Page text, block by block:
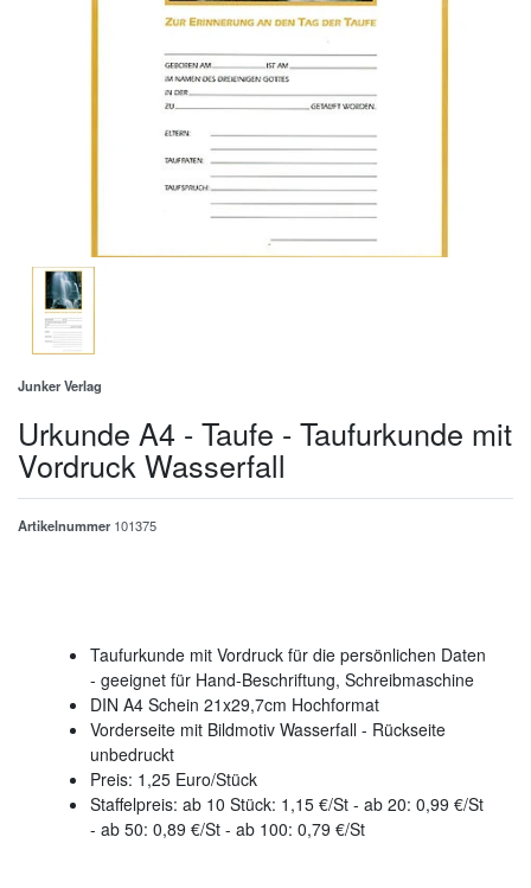
Junker Verlag
Urkunde A4 - Taufe - Taufurkunde mit
Vordruck Wasserfall
Artikelnummer 101375
Taufurkunde mit Vordruck für die persönlichen Daten
- geeignet für Hand-Beschriftung, Schreibmaschine
DIN A4 Schein 21x29,7cm Hochformat
Vorderseite mit Bildmotiv Wasserfall - Rückseite
unbedruckt
Preis: 1,25 Euro/Stück
Staffelpreis: ab 10 Stück: 1,15 €/St - ab 20: 0,99 €/St
- ab 50: 0,89 €/St - ab 100: 0,79 €/St